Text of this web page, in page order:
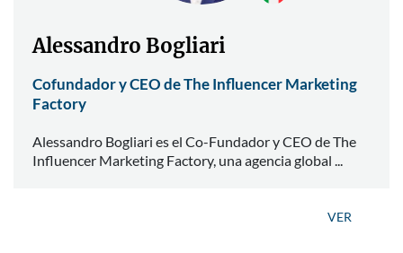
Alessandro Bogliari
Cofundador y CEO de The Influencer Marketing
Factory
Alessandro Bogliari es el Co-Fundador y CEO de The
Influencer Marketing Factory, una agencia global ...
VER